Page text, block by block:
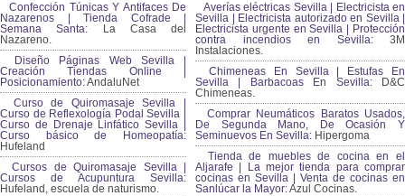
Confección Túnicas Y Antifaces De
Nazarenos | Tienda Cofrade |
Semana Santa: La Casa del
Nazareno.
Diseño Páginas Web Sevilla |
Creación Tiendas Online |
Posicionamiento:AndaluNet
Curso de Quiromasaje Sevilla |
Curso de Reflexología Podal Sevilla |
Curso de Drenaje Linfático Sevilla |
Curso básico de Homeopatía:
Hufeland
Cursos de Quiromasaje Sevilla |
Cursos de Acupuntura Sevilla:
Hufeland, escuela de naturismo.
Averías eléctricas Sevilla | Electricista en
Sevilla | Electricista autorizado en Sevilla |
Electricista urgente en Sevilla | Protección
contra incendios en Sevilla:3M
Instalaciones.
Chimeneas En Sevilla | Estufas En
Sevilla | Barbacoas En Sevilla:D&C
Chimeneas.
Comprar Neumáticos Baratos Usados,
De Segunda Mano, De Ocasión Y
Seminuevos En Sevilla: Hipergoma
Tienda de muebles de cocina en el
Aljarafe | La mejor tienda para comprar
cocinas en Sevilla | Venta de cocinas en
Sanlúcar la Mayor:Azul Cocinas.